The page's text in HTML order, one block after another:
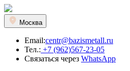
Москва
Email:centr@bazismetall.ru
Тел.: +7 (962)567-23-05
Связаться через WhatsApp